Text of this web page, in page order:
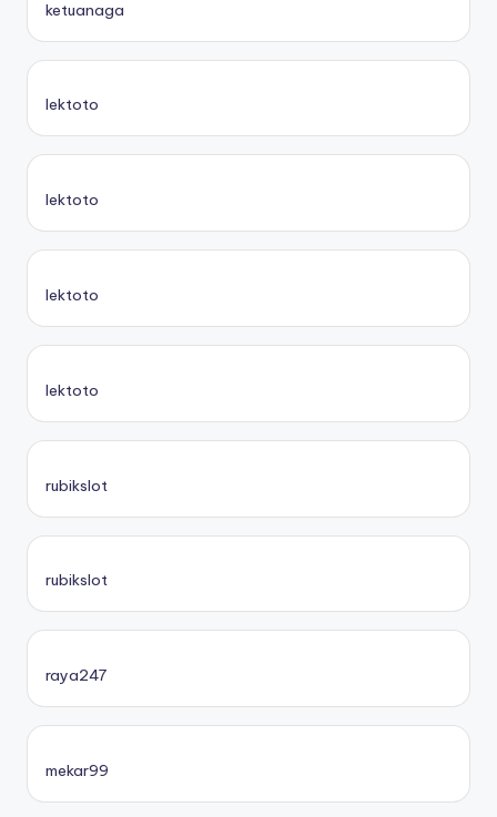
ketuanaga
lektoto
lektoto
lektoto
lektoto
rubikslot
rubikslot
raya247
mekar99